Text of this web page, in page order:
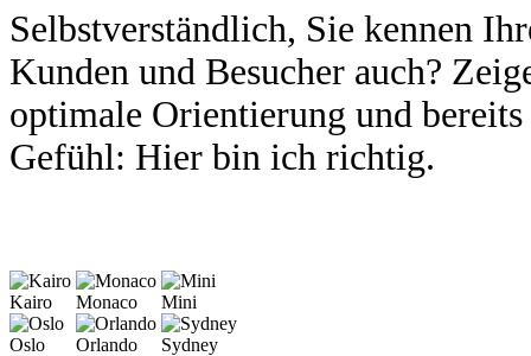
Selbstverständlich, Sie kennen
Kunden und Besucher auch?
optimale Orientierung und bereits
Gefühl: Hier bin ich richtig.
Kairo Monaco Mini
Oslo Orlando Sydney